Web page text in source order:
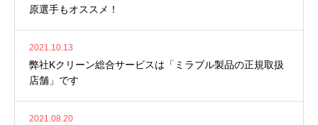
原選手もオススメ！
2021.10.13
弊社Kクリーン総合サービスは「ミラブル製品の正規取扱
店舗」です
2021.08.20